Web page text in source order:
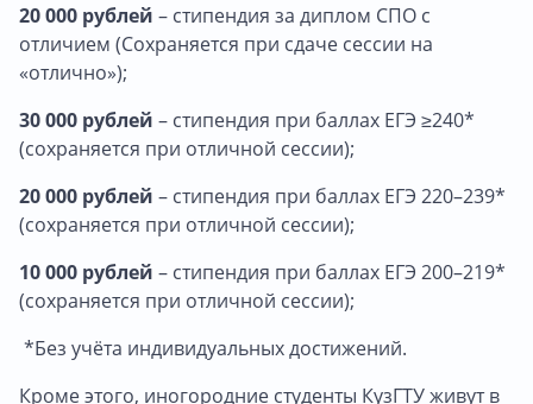
20 000 рублей – стипендия за диплом СПО с
отличием (Сохраняется при сдаче сессии на
«отлично»);
30 000 рублей – стипендия при баллах ЕГЭ ≥240*
(сохраняется при отличной сессии);
20 000 рублей – стипендия при баллах ЕГЭ 220–239*
(сохраняется при отличной сессии);
10 000 рублей – стипендия при баллах ЕГЭ 200–219*
(сохраняется при отличной сессии);
*Без учёта индивидуальных достижений.
Кроме этого, иногородние студенты КузГТУ живут в